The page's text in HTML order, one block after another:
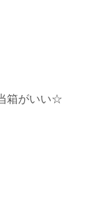
箱がいい☆